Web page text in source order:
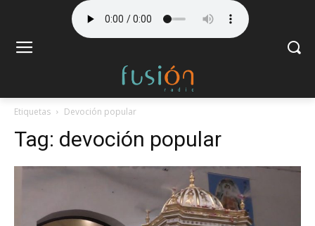
Etiquetas Devoción popular
Tag: devoción popular